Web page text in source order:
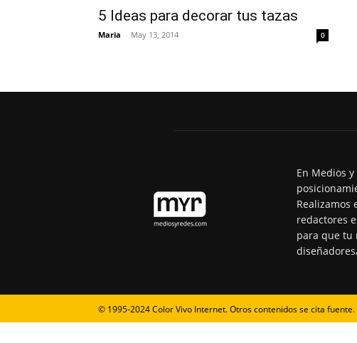
5 Ideas para decorar tus tazas
Maria - May 13, 2014 0
En Medios
Realizamos
redactores
para que tu
© 1995-2024 Color Vivo Internet. Otros contenidos se cita fuente.